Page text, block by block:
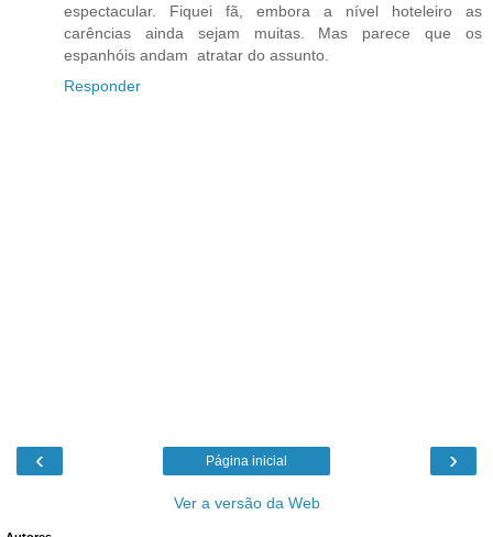
espectacular. Fiquei fã, embora a nível hoteleiro as
carências ainda sejam muitas. Mas parece que os
espanhóis andam atratar do assunto.
Responder
‹ ›
Página inicial
Ver a versão da Web